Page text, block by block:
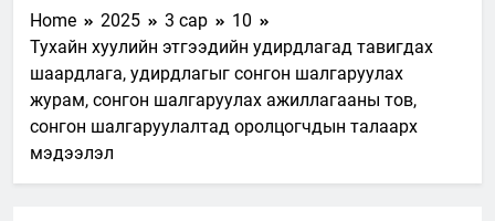
Home 2025 3 сар
10
Тухайн хуулийн этгээдийн удирдлагад тавигдах
шаардлага, удирдлагыг сонгон шалгаруулах
журам, сонгон шалгаруулах ажиллагааны тов,
сонгон шалгаруулалтад оролцогчдын талаарх
мэдээлэл